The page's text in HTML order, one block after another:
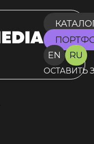
EN
RU
ОСТАВИТЬ